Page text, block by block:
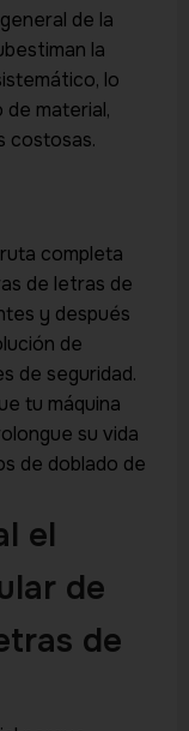
de la
la
lo
material,
costosas.
completa
de letras de
y después
de
de seguridad.
tu máquina
su vida
de doblado de
el
de
de